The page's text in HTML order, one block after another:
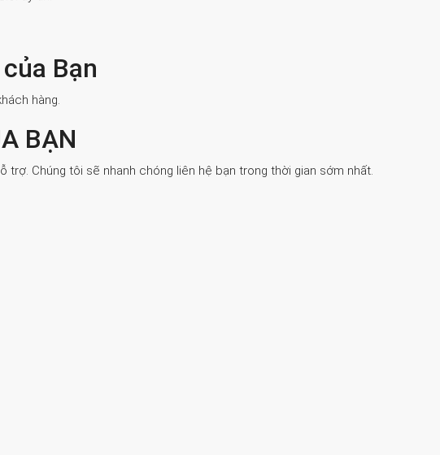
Bạn
hàng.
BẠN
trợ. Chúng tôi sẽ nhanh chóng liên hệ bạn trong thời gian sớm nhất.